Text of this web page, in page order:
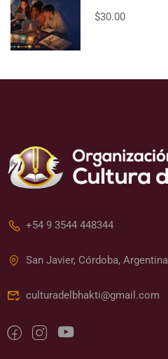
$30.00
+54 9 3544 448344
San Javier, Córdoba, Argentina
culturadelbhakti@gmail.com